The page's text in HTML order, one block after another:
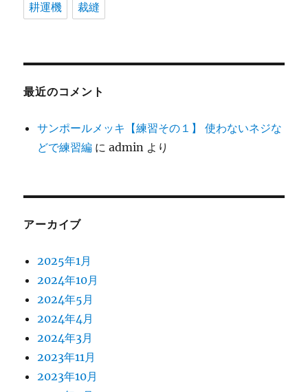
耕運機 裁縫
最近のコメント
サンポールメッキ【練習その１】 使わないネジな
どで練習編 にadmin より
アーカイブ
2025年1月
2024年10月
2024年5月
2024年4月
2024年3月
2023年11月
2023年10月